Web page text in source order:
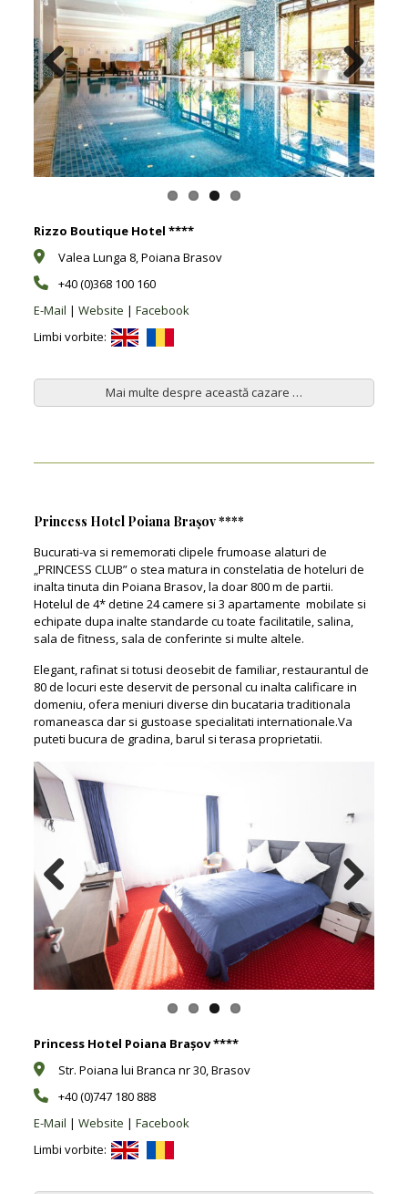
Previous Next
Rizzo Boutique Hotel ****
Valea Lunga 8, Poiana Brasov
+40 (0)368 100 160
E-Mail | Website | Facebook
Limbi vorbite:
Mai multe despre această cazare …
Princess Hotel Poiana Brașov ****
Bucurati-va si rememorati clipele frumoase alaturi de
„PRINCESS CLUB” o stea matura in constelatia de hoteluri de
inalta tinuta din Poiana Brasov, la doar 800 m de partii.
Hotelul de 4* detine 24 camere si 3 apartamente mobilate si
echipate dupa inalte standarde cu toate facilitatile, salina,
sala de fitness, sala de conferinte si multe altele.
Elegant, rafinat si totusi deosebit de familiar, restaurantul de
80 de locuri este deservit de personal cu inalta calificare in
domeniu, ofera meniuri diverse din bucataria traditionala
romaneasca dar si gustoase specialitati internationale.Va
puteti bucura de gradina, barul si terasa proprietatii.
Previous Next
Princess Hotel Poiana Brașov ****
Str. Poiana lui Branca nr 30, Brasov
+40 (0)747 180 888
E-Mail | Website | Facebook
Limbi vorbite: